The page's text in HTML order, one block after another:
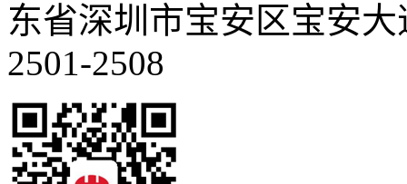
东省深圳市宝安区宝安
2501-2508